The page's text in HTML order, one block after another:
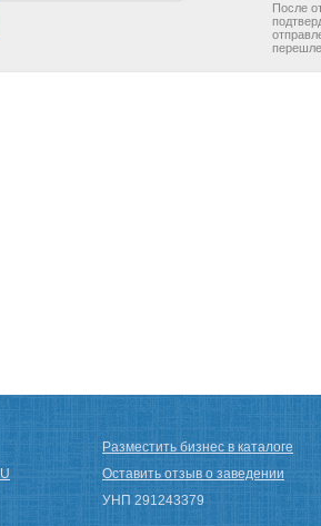
После
Разместить бизнес в каталоге
Оставить отзыв о заведении
УНП 291243379